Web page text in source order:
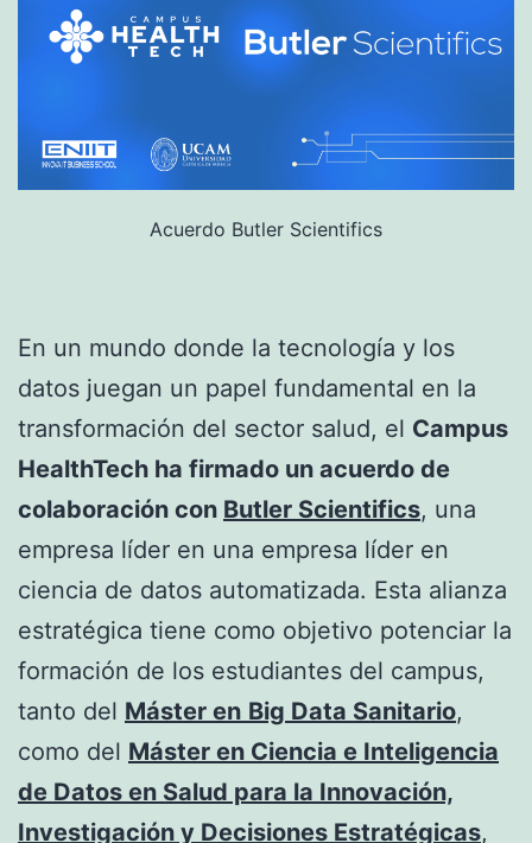
Acuerdo Butler Scientifics
En un mundo donde la tecnología y los
datos juegan un papel fundamental en la
transformación del sector salud, el Campus
HealthTech ha firmado un acuerdo de
colaboración con Butler Scientifics, una
empresa líder en una empresa líder en
ciencia de datos automatizada. Esta alianza
estratégica tiene como objetivo potenciar la
formación de los estudiantes del campus,
tanto del Máster en Big Data Sanitario,
como del Máster en Ciencia e Inteligencia
de Datos en Salud para la Innovación,
Investigación y Decisiones Estratégicas,